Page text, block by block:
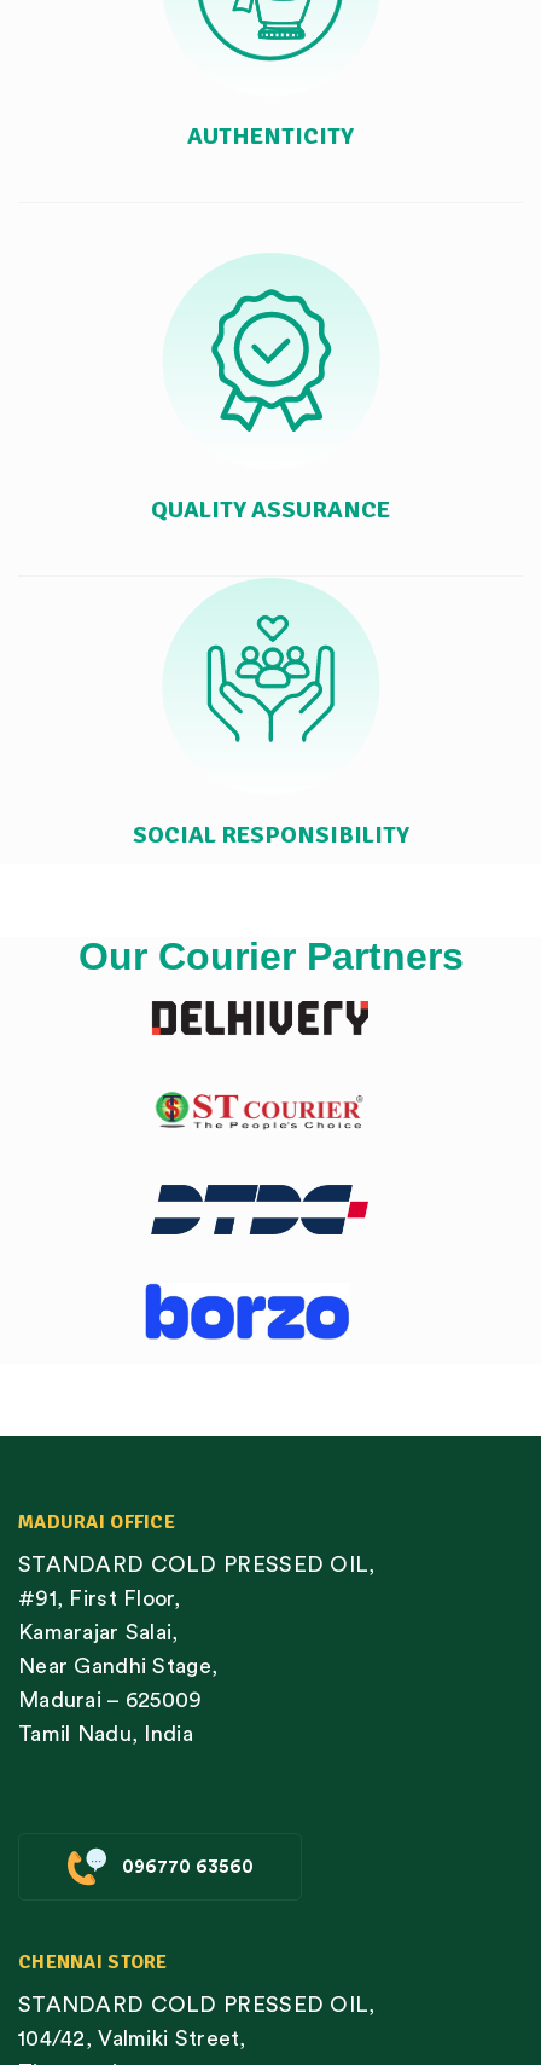
AUTHENTICITY
QUALITY ASSURANCE
SOCIAL RESPONSIBILITY
Our Courier Partners
MADURAI OFFICE
STANDARD COLD PRESSED OIL,
#91, First Floor,
Kamarajar Salai,
Near Gandhi Stage,
Madurai – 625009
Tamil Nadu, India
096770 63560
CHENNAI STORE
STANDARD COLD PRESSED OIL,
104/42, Valmiki Street,